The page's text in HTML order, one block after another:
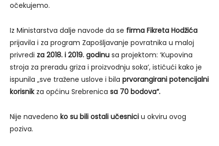
očekujemo.
Iz Ministarstva dalje navode da se firma Fikreta Hodžića
prijavila i za program Zapošljavanje povratnika u maloj
privredi za 2018. i 2019. godinu sa projektom: ‘Kupovina
stroja za preradu griza i proizvodnju soka’, ističući kako je
ispunila „sve tražene uslove i bila prvorangirani potencijalni
korisnikza općinu Srebrenica sa 70 bodova“.
Nije navedeno ko su bili ostali učesnici u okviru ovog
poziva.